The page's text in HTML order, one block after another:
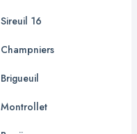
Sireuil 16
Champniers
Brigueuil
Montrollet